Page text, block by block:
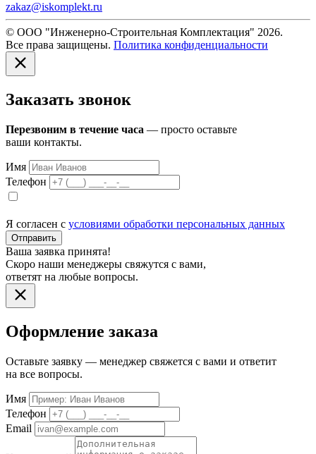
zakaz@iskomplekt.ru
© ООО "Инженерно-Строительная Комплектация" 2026.
Все права защищены. Политика конфиденциальности
Заказать звонок
Перезвоним в течение часа — просто оставьте
ваши контакты.
Имя
Телефон
Я согласен с условиями обработки персональных данных
Отправить
Ваша заявка принята!
Скоро наши менеджеры свяжутся с вами,
ответят на любые вопросы.
Оформление заказа
Оставьте заявку — менеджер свяжется с вами и ответит
на все вопросы.
Имя
Телефон
Email